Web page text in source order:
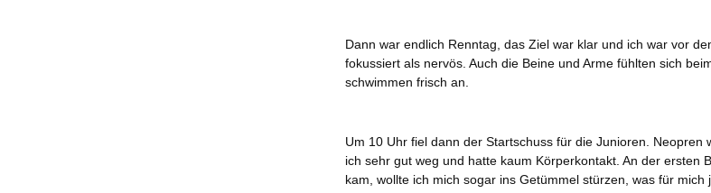
Dann war endlich Renntag, das Ziel war klar und ich war vor
fokussiert als nervös. Auch die Beine und Arme fühlten sich
schwimmen frisch an.
Um 10 Uhr fiel dann der Startschuss für die Junioren. Neopren
ich sehr gut weg und hatte kaum Körperkontakt. An der ersten
kam, wollte ich mich sogar ins Getümmel stürzen, was für mich